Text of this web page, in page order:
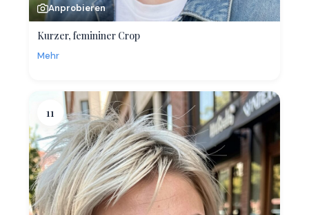
Anprobieren
Kurzer, femininer Crop
Mehr
11